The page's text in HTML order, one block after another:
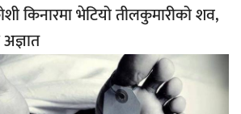
किनारमा भेटियो तीलकुमारीको शव,